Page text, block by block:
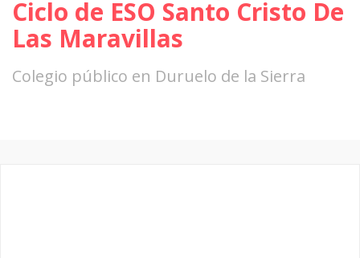
Ciclo de ESO Santo Cristo De
Las Maravillas
Colegio público en Duruelo de la Sierra